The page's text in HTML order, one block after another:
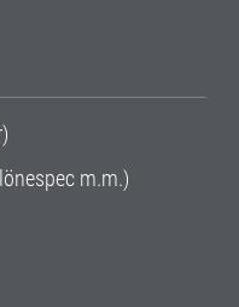
m.m.)